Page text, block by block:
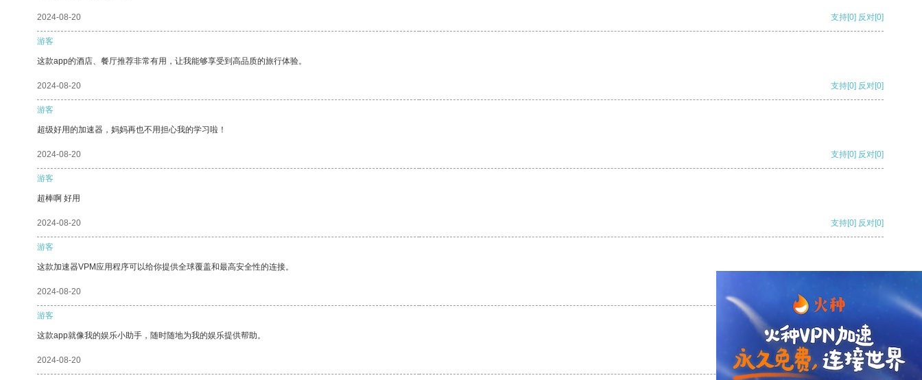
2024-08-20 支持[0] 反对[0]
游客
这款app的酒店、餐厅推荐非常有用，让我能够享受到高品质的旅行体验。
2024-08-20 支持[0] 反对[0]
游客
超级好用的加速器，妈妈再也不用担心我的学习啦！
2024-08-20 支持[0] 反对[0]
游客
超棒啊 好用
2024-08-20 支持[0] 反对[0]
游客
这款加速器VPM应用程序可以给你提供全球覆盖和最高安全性的连接。
2024-08-20
游客
这款app就像我的娱乐小助手，随时随地为我的娱乐提供帮助。
2024-08-20 支持 [0] 反对[0]